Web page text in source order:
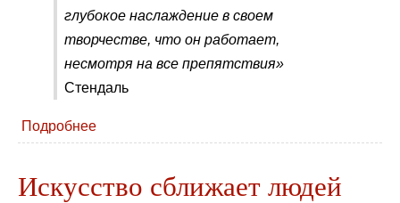
глубокое наслаждение в своем
творчестве, что он работает,
несмотря на все препятствия»
Стендаль
Подробнее
Искусство сближает людей